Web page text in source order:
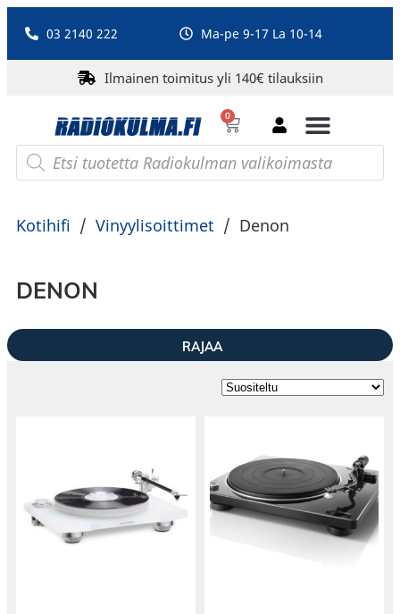
03 2140 222 Ma-pe 9-17 La 10-14
Ilmainen toimitus yli 140€ tilauksiin
0
Kotihifi / Vinyylisoittimet / Denon
DENON
RAJAA